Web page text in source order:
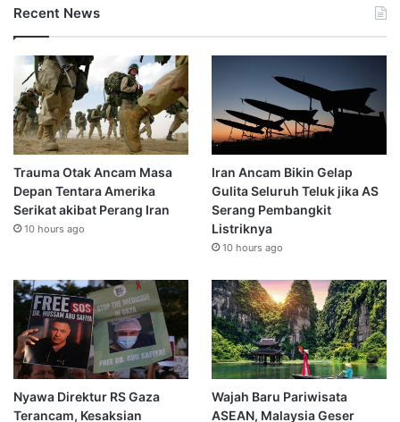
Recent News
Trauma Otak Ancam Masa
Depan Tentara Amerika
Serikat akibat Perang Iran
10 hours ago
Iran Ancam Bikin Gelap
Gulita Seluruh Teluk jika AS
Serang Pembangkit
Listriknya
10 hours ago
Nyawa Direktur RS Gaza
Terancam, Kesaksian
Wajah Baru Pariwisata
ASEAN, Malaysia Geser